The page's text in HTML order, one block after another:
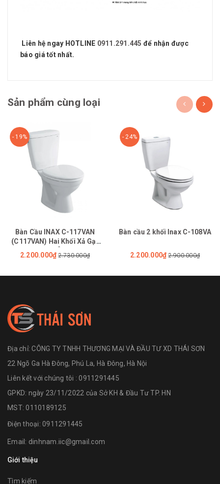
Liên hệ ngay HOTLINE 0911.291.445 để nhận được
báo giá tốt nhất.
Sản phẩm cùng loại
- 19%
Bàn Cầu INAX C-117VAN
(C117VAN) Hai Khối Xả Gạt
Nắp Êm
2.200.000₫ 2.730.000₫
- 24%
Bàn cầu 2 khối Inax C-108VA
2.200.000₫ 2.900.000₫
Địa chỉ:CÔNG TY TNHH THƯƠNG MẠI VÀ ĐẦU TƯ XD THÁI SƠN
22 Ngõ Ga Hà Đông, Phú La, Hà Đông, Hà Nội
Liên kết với chúng tôi : 0911291445
GPKD: ngày 23/11/2022 của Sở KH & Đầu Tư TP. HN
MST: 0110189125
Điện thoại: 0911291445
Email: dinhnam.iic@gmail.com
Giới thiệu
Tìm kiếm